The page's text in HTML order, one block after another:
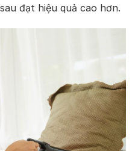
đạt hiệu quả cao hơn.